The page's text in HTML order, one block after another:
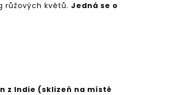
růžových květů. Jedná se o
z Indie (sklizeň na místě